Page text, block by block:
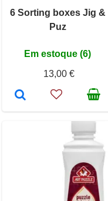
6 Sorting boxes Jig &
Puz
Em estoque (6)
13,00 €